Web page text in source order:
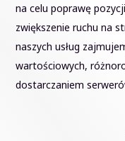
na celu poprawę
zwiększenie ruchu na
naszych usług
wartościowych,
dostarczaniem